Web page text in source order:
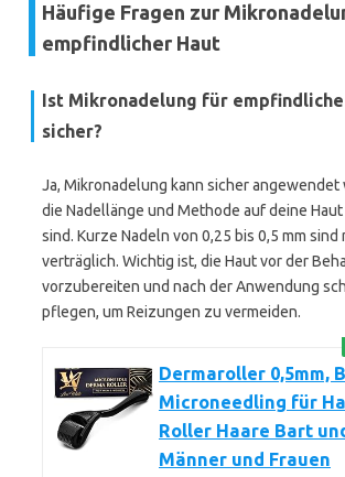
Häufige Fragen zur
empfindlicher Haut
Ist Mikronadelung für
sicher?
Ja, Mikronadelung kann sicher angewendet
die Nadellänge und Methode auf deine
sind. Kurze Nadeln von 0,25 bis 0,5 mm sind
verträglich. Wichtig ist, die Haut vor der
vorzubereiten und nach der Anwendung
pflegen, um Reizungen zu vermeiden.
Dermaroller 0,5mm,
Microneedling für
Roller Haare Bart
Männer und Frauen